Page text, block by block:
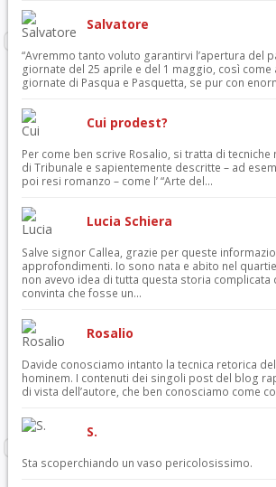
Salvatore
“Avremmo tanto voluto garantirvi l’apertura del
giornate del 25 aprile e del 1 maggio, così
giornate di Pasqua e Pasquetta, se pur con
Cui prodest?
Per come ben scrive Rosalio, si tratta di tecniche
di Tribunale e sapientemente descritte – ad
poi resi romanzo – come l’ “Arte del...
Lucia Schiera
Salve signor Callea, grazie per queste
approfondimenti. Io sono nata e abito nel
non avevo idea di tutta questa storia complicata
convinta che fosse un...
Rosalio
Davide conosciamo intanto la tecnica retorica
hominem. I contenuti dei singoli post del blog
di vista dell’autore, che ben conosciamo come
S.
Sta scoperchiando un vaso pericolosissimo.